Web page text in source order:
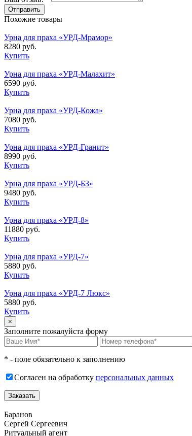
Похожие товары
Урна для праха «УРД-Мрамор»
8280 руб.
Купить
Урна для праха «УРД-Малахит»
6590 руб.
Купить
Урна для праха «УРД-Кожа»
7080 руб.
Купить
Урна для праха «УРД-Гранит»
8990 руб.
Купить
Урна для праха «УРД-БЗ»
9480 руб.
Купить
Урна для праха «УРД-8»
11880 руб.
Купить
Урна для праха «УРД-7»
5880 руб.
Купить
Урна для праха «УРД-7 Люкс»
5880 руб.
Купить
×
Заполните пожалуйста форму
* - поле обязательно к заполнению
Согласен на обработку персональных данных
Баранов
Сергей Сергеевич
Ритуальный агент